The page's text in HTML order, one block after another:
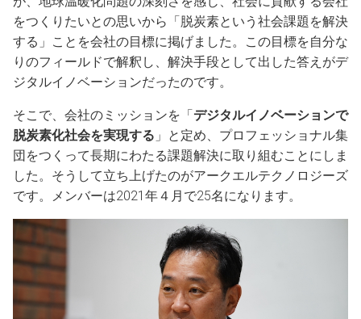
をつくりたいとの思いから「脱炭素という社会課題を解決
する」ことを会社の目標に掲げました。この目標を自分な
りのフィールドで解釈し、解決手段として出した答えがデ
ジタルイノベーションだったのです。
そこで、会社のミッションを「デジタルイノベーションで
脱炭素化社会を実現する 」と定め、プロフェッショナル集
団をつくって長期にわたる課題解決に取り組むことにしま
した。そうして立ち上げたのがアークエルテクノロジーズ
です。メンバーは2021年４月で25名になります。